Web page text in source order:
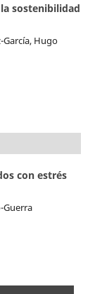
sostenibilidad
García, Hugo
con estrés
Guerra